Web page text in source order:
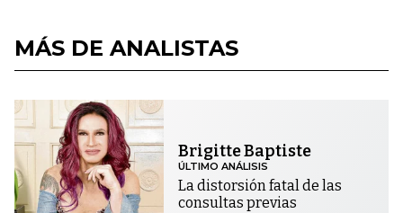
MÁS DE ANALISTAS
Brigitte Baptiste
ÚLTIMO ANÁLISIS
La distorsión fatal de las
consultas previas